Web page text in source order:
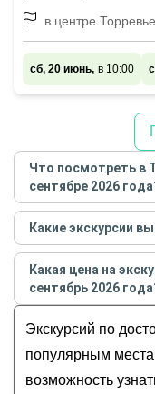
в центре
сб, 20 июнь, в 10:00
Что посмотреть в
сентябре 2026
Самые
сентябре 2026
Обзорные
История и
Музеи и
Для детей
Какие экскурсии
Самые
августе - сентябре
Золотой
из Торревьехи
Восточная
Какая цена на
сентябрь 2026
сентябрь 2026
Экскурсий по
популярным
возможность